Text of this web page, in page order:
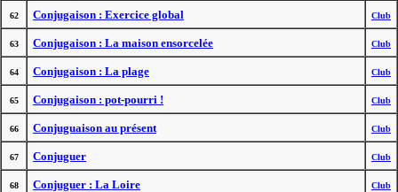
62 Conjugaison : Exercice global Club
63 Conjugaison : La maison ensorcelée Club
64 Conjugaison : La plage Club
65 Conjugaison : pot-pourri ! Club
66 Conjuguaison au présent Club
67 Conjuguer Club
68 Conjuguer : La Loire Club